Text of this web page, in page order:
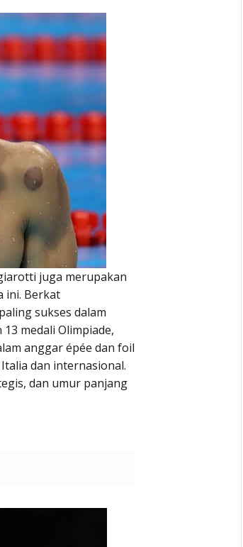
juga merupakan
ini. Berkat
sukses dalam
medali Olimpiade,
anggar épée dan foil
dan internasional.
dan umur panjang